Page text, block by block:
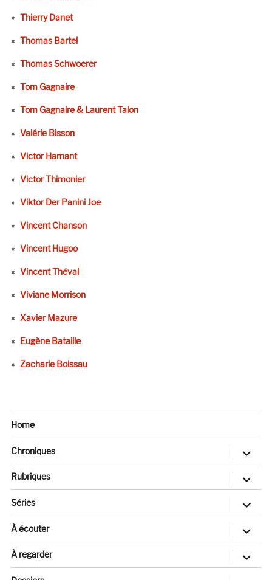
Thierry Danet
Thomas Bartel
Thomas Schwoerer
Tom Gagnaire
Tom Gagnaire & Laurent Talon
Valérie Bisson
Victor Hamant
Victor Thimonier
Viktor Der Panini Joe
Vincent Chanson
Vincent Hugoo
Vincent Théval
Viviane Morrison
Xavier Mazure
Eugène Bataille
Zacharie Boissau
Home
Chroniques
ouvrir
sous-
menu
Rubriques
ouvrir
sous-
menu
Séries
ouvrir
sous-
menu
À écouter
ouvrir
sous-
menu
À regarder
ouvrir
sous-